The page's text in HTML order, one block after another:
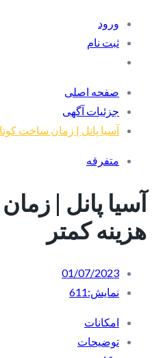
ورود
ثبت نام
صفحه اصلی
جزئیات آگهی
آسیا پانل | زمان ساخت
متفرقه
آسیا پانل |
هزینه کمتر
01/07/2023
نمایش:611
امکانات
توضیحات